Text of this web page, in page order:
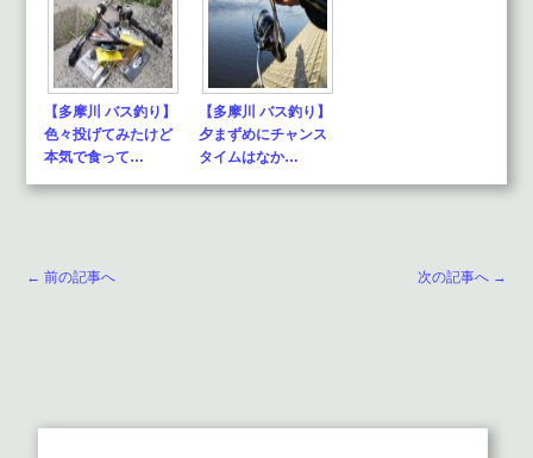
【多摩川 バス釣り】
色々投げてみたけど
本気で食って…
【多摩川 バス釣り】
夕まずめにチャンス
タイムはなか…
← 前の記事へ 次の記事へ →